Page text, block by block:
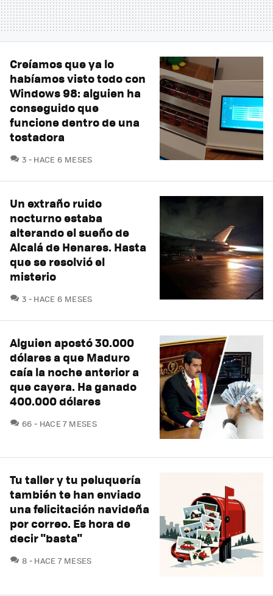
Creíamos que ya lo
habíamos visto todo con
Windows 98: alguien ha
conseguido que
funcione dentro de una
tostadora
3 COMENTARIOS
HACE 6 MESES
Un extraño ruido
nocturno estaba
alterando el sueño de
Alcalá de Henares. Hasta
que se resolvió el
misterio
3 COMENTARIOS
HACE 6 MESES
Alguien apostó 30.000
dólares a que Maduro
caía la noche anterior a
que cayera. Ha ganado
400.000 dólares
66 COMENTARIOS
HACE 7 MESES
Tu taller y tu peluquería
también te han enviado
una felicitación navideña
por correo. Es hora de
decir "basta"
8 COMENTARIOS
HACE 7 MESES